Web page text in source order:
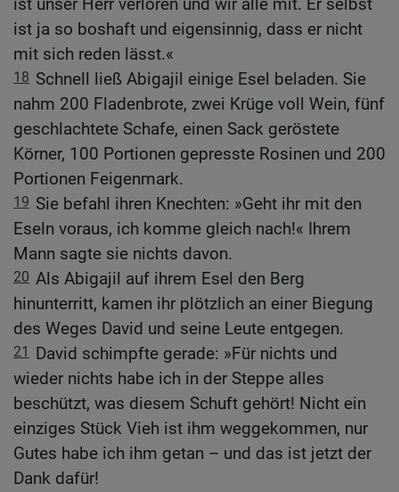
ist unser Herr verloren und wir alle mit. Er selbst
ist ja so boshaft und eigensinnig, dass er nicht
mit sich reden lässt.«
18 Schnell ließ Abigajil einige Esel beladen. Sie
nahm 200 Fladenbrote, zwei Krüge voll Wein, fünf
geschlachtete Schafe, einen Sack geröstete
Körner, 100 Portionen gepresste Rosinen und 200
Portionen Feigenmark.
19 Sie befahl ihren Knechten: »Geht ihr mit den
Eseln voraus, ich komme gleich nach!« Ihrem
Mann sagte sie nichts davon.
20 Als Abigajil auf ihrem Esel den Berg
hinunterritt, kamen ihr plötzlich an einer Biegung
des Weges David und seine Leute entgegen.
21
David schimpfte gerade: »Für nichts und
wieder nichts habe ich in der Steppe alles
beschützt, was diesem Schuft gehört! Nicht ein
einziges Stück Vieh ist ihm weggekommen, nur
Gutes habe ich ihm getan – und das ist jetzt der
Dank dafür!